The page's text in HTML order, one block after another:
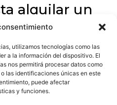
utilizamos tecnologías como las
a la información del dispositivo. El
nos permitirá procesar datos como
las identificaciones únicas en este
puede afectar
y funciones.
alquilar un
San Miguel de
de fotomatón, la
opciones de
presupuestos